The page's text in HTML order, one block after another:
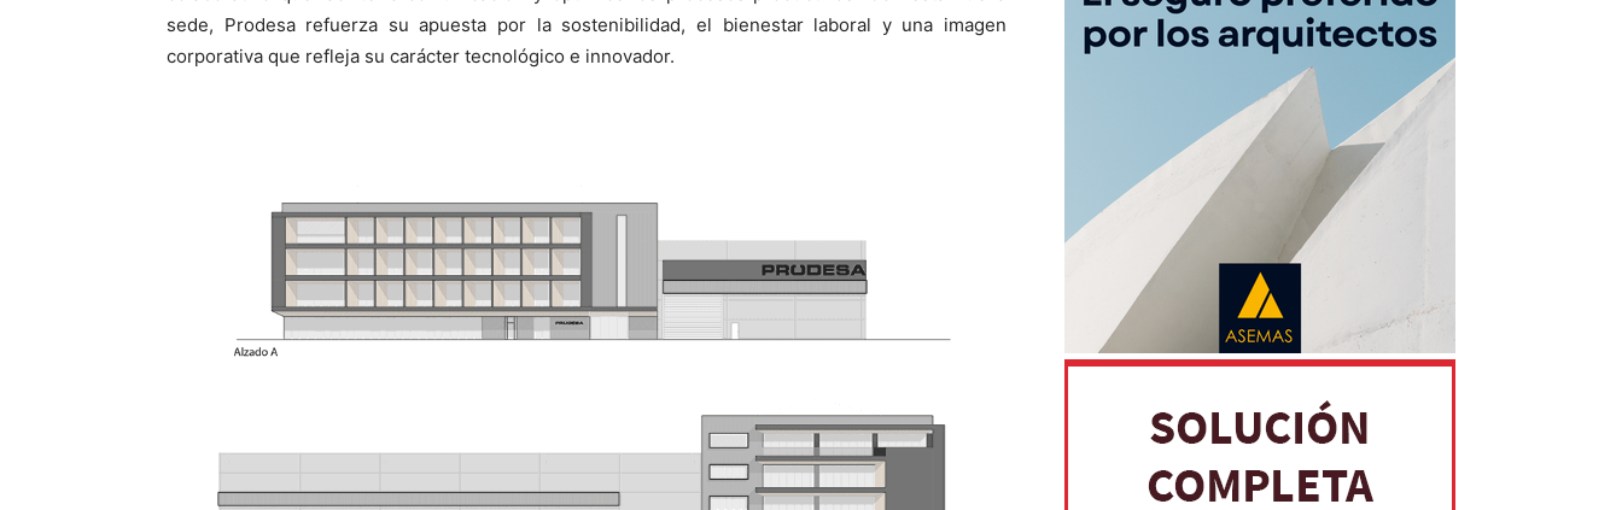
sede, Prodesa refuerza su apuesta por la sostenibilidad, el bienestar laboral y una imagen
corporativa que refleja su carácter tecnológico e innovador.